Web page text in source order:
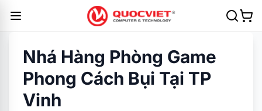
Nhá Hàng Phòng Game
Phong Cách Bụi Tại TP
Vinh